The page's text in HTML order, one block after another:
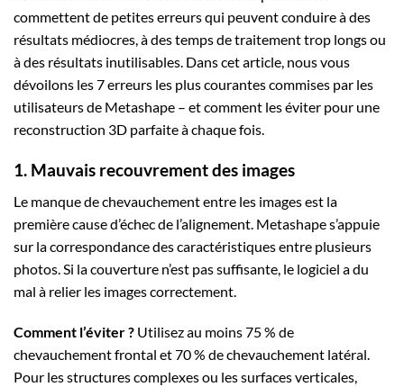
commettent de petites erreurs qui peuvent conduire à des
résultats médiocres, à des temps de traitement trop longs ou
à des résultats inutilisables. Dans cet article, nous vous
dévoilons les 7 erreurs les plus courantes commises par les
utilisateurs de Metashape – et comment les éviter pour une
reconstruction 3D parfaite à chaque fois.
1. Mauvais recouvrement des images
Le manque de chevauchement entre les images est la
première cause d’échec de l’alignement. Metashape s’appuie
sur la correspondance des caractéristiques entre plusieurs
photos. Si la couverture n’est pas suffisante, le logiciel a du
mal à relier les images correctement.
Comment l’éviter ? Utilisez au moins 75 % de
chevauchement frontal et 70 % de chevauchement latéral.
Pour les structures complexes ou les surfaces verticales,